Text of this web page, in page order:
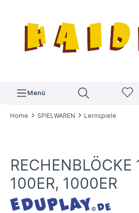
Menü
Home SPIELWAREN Lernspiele
RECHENBLÖCKE
100ER, 1000ER